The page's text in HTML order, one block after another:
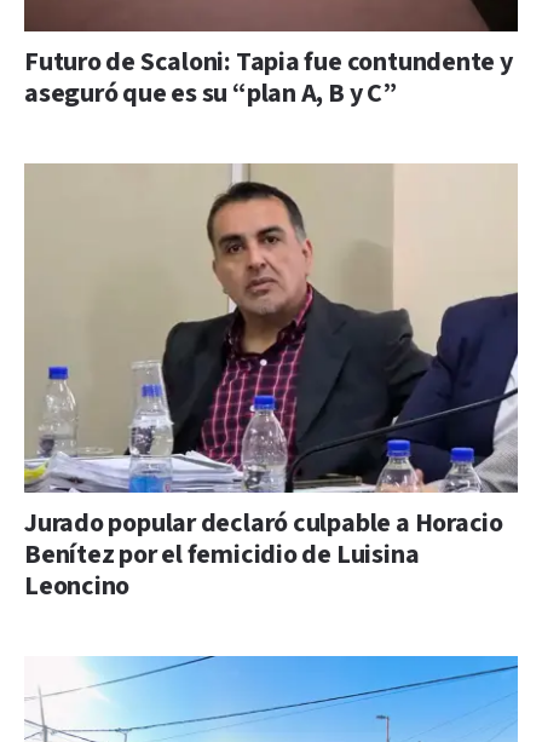
Futuro de Scaloni: Tapia fue contundente y
aseguró que es su “plan A, B y C”
Jurado popular declaró culpable a Horacio
Benítez por el femicidio de Luisina
Leoncino